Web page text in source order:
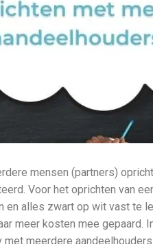
mensen (partners)
Voor het oprichten van
en alles zwart op wit vast te
meer kosten mee gepaard.
meerdere aandeelhouders.